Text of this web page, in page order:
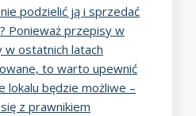
podzielić ją i sprzedać
Ponieważ przepisy w
w ostatnich latach
to warto upewnić
lokalu będzie możliwe –
z prawnikiem